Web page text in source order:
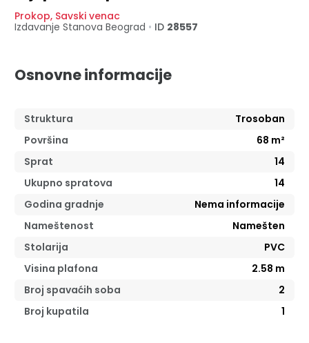
Prokop, Savski venac
Izdavanje Stanova Beograd • ID 28557
Osnovne informacije
Struktura
Trosoban
Površina
68 m²
Sprat
14
Ukupno spratova
14
Godina gradnje
Nema informacije
Nameštenost
Namešten
Stolarija
PVC
Visina plafona
2.58 m
Broj spavaćih soba
2
Broj kupatila
1